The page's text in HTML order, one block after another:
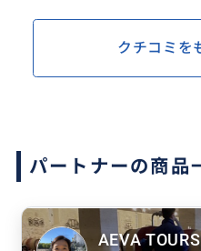
クチコミを
パートナーの商品
AEVA TOURS